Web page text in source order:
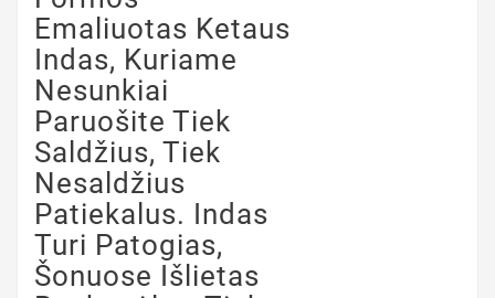
Emaliuotas Ketaus
Indas, Kuriame
Nesunkiai
Paruošite Tiek
Saldžius, Tiek
Nesaldžius
Patiekalus. Indas
Turi Patogias,
Šonuose Išlietas